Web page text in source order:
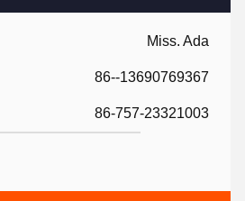
Miss. Ada
86--13690769367
86-757-23321003